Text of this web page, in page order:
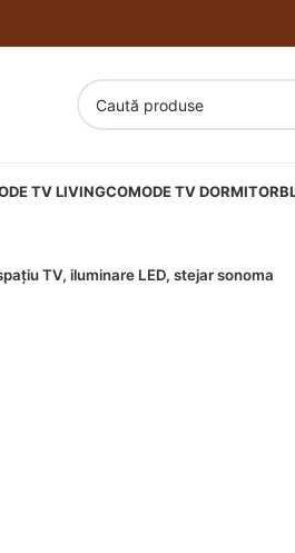
TV LIVINGCOMODE TV DORMITOR
TV, iluminare LED, stejar sonoma